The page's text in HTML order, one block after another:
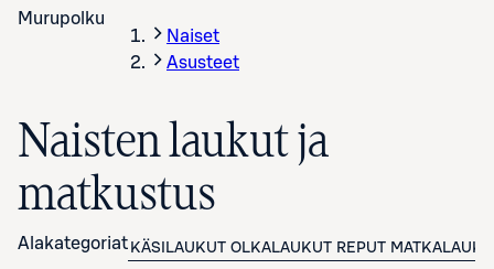
Murupolku
Naiset
Asusteet
Naisten laukut ja
matkustus
Alakategoriat KÄSILAUKUT OLKALAUKUT REPUT